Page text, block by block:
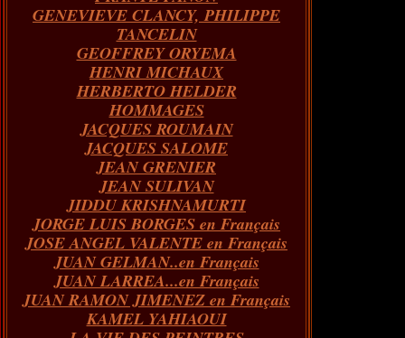
GENEVIEVE CLANCY, PHILIPPE
TANCELIN
GEOFFREY ORYEMA
HENRI MICHAUX
HERBERTO HELDER
HOMMAGES
JACQUES ROUMAIN
JACQUES SALOME
JEAN GRENIER
JEAN SULIVAN
JIDDU KRISHNAMURTI
JORGE LUIS BORGES en Français
JOSE ANGEL VALENTE en Français
JUAN GELMAN..en Français
JUAN LARREA...en Français
JUAN RAMON JIMENEZ en Français
KAMEL YAHIAOUI